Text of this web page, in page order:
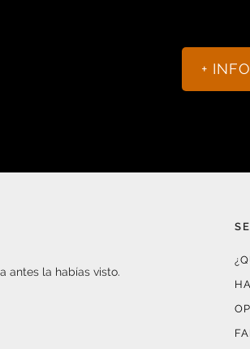
+
antes la habías visto.